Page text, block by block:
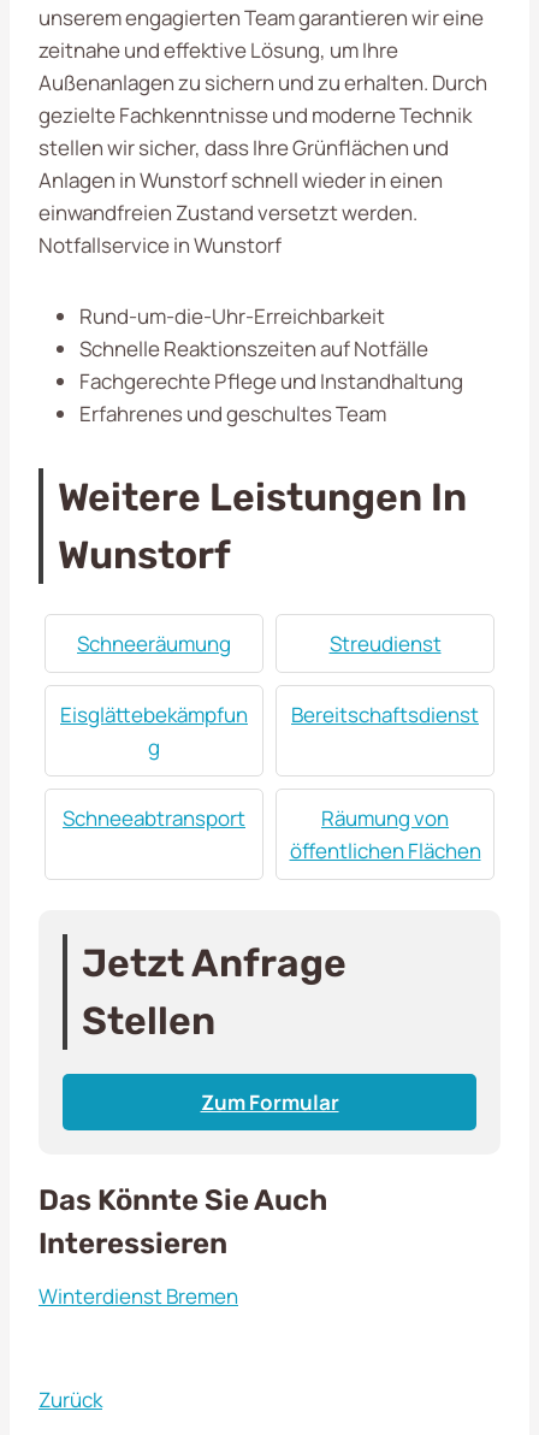
unserem engagierten Team garantieren wir eine
zeitnahe und effektive Lösung, um Ihre
Außenanlagen zu sichern und zu erhalten. Durch
gezielte Fachkenntnisse und moderne Technik
stellen wir sicher, dass Ihre Grünflächen und
Anlagen in Wunstorf schnell wieder in einen
einwandfreien Zustand versetzt werden.
Notfallservice in Wunstorf
Rund-um-die-Uhr-Erreichbarkeit
Schnelle Reaktionszeiten auf Notfälle
Fachgerechte Pflege und Instandhaltung
Erfahrenes und geschultes Team
Weitere Leistungen In
Wunstorf
Schneeräumung Streudienst
Eisglättebekämpfun
g
Bereitschaftsdienst
Schneeabtransport
Räumung von
öffentlichen Flächen
Jetzt Anfrage
Stellen
Zum Formular
Das Könnte Sie Auch
Interessieren
Winterdienst Bremen
Zurück